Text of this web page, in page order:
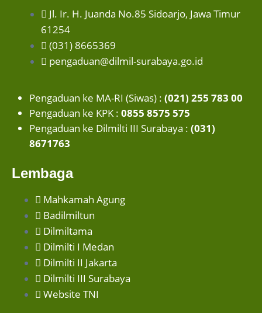
Jl. Ir. H. Juanda No.85 Sidoarjo, Jawa Timur
61254
(031) 8665369
pengaduan@dilmil-surabaya.go.id
Pengaduan ke MA-RI (Siwas) : (021) 255 783 00
Pengaduan ke KPK : 0855 8575 575
Pengaduan ke Dilmilti III Surabaya : (031)
8671763
Lembaga
Mahkamah Agung
Badilmiltun
Dilmiltama
Dilmilti I Medan
Dilmilti II Jakarta
Dilmilti III Surabaya
Website TNI